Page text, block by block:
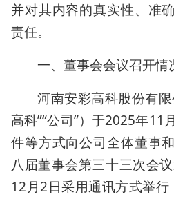
并对其内容的真实性、准
责任。
一、董事会会议召开情
河南安彩高科股份有
高科”“公司”）于2025年11
件等方式向公司全体董事
八届董事会第三十三次会
12月2日采用通讯方式举行